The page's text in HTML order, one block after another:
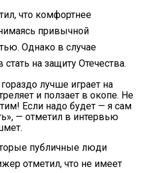
что комфортнее
привычной
Однако в случае
на защиту Отечества.
лучше играет на
и ползает в окопе. Не
Если надо будет — я сам
— отметил в интервью
публичные люди
отметил, что не имеет